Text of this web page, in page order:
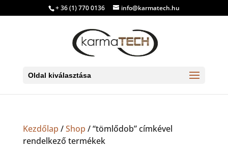
+ 36 (1) 770 0136 info@karmatech.hu
Oldal kiválasztása
Kezdőlap /Shop / “tömlődob” címkével
rendelkező termékek